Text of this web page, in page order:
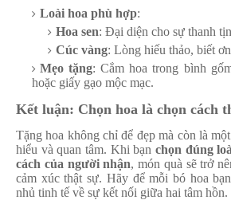
Loài hoa phù hợp:
Hoa sen: Đại diện cho sự thanh
Cúc vàng: Lòng hiếu thảo, biết
Mẹo tặng: Cắm hoa trong bình
hoặc giấy gạo mộc mạc.
Kết luận: Chọn hoa là chọn cách
Tặng hoa không chỉ để đẹp mà còn là
hiểu và quan tâm. Khi bạn chọn đúng
cách của người nhận, món quà sẽ trở
cảm xúc thật sự. Hãy để mỗi bó hoa
nhủ tinh tế về sự kết nối giữa hai tâm hồn.